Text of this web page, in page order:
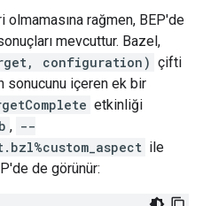
rağmen, BEP'de
mevcuttur. Bazel,
configuration) çifti
sonucunu içeren ek bir
etkinliği
, --
ile
de görünür: